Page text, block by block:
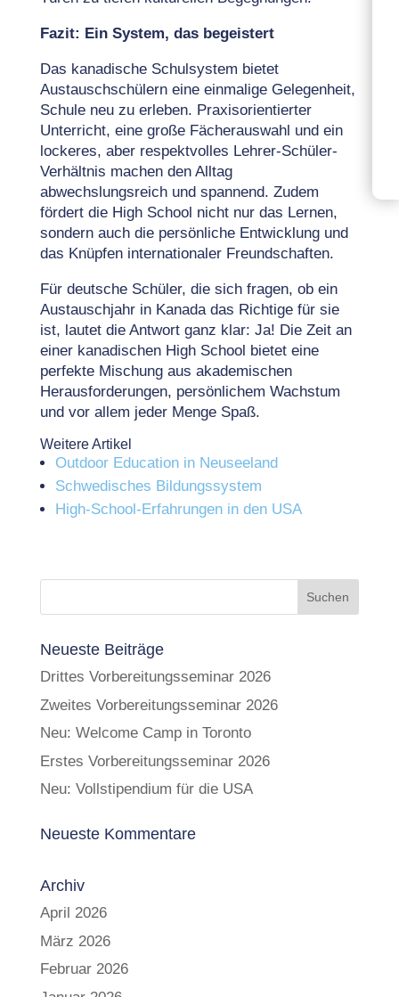
Fazit: Ein System, das begeistert
Das kanadische Schulsystem bietet
Austauschschülern eine einmalige Gelegenheit,
Schule neu zu erleben. Praxisorientierter
Unterricht, eine große Fächerauswahl und ein
lockeres, aber respektvolles Lehrer-Schüler-
Verhältnis machen den Alltag
abwechslungsreich und spannend. Zudem
fördert die High School nicht nur das Lernen,
sondern auch die persönliche Entwicklung und
das Knüpfen internationaler Freundschaften.
Für deutsche Schüler, die sich fragen, ob ein
Austauschjahr in Kanada das Richtige für sie
ist, lautet die Antwort ganz klar: Ja! Die Zeit an
einer kanadischen High School bietet eine
perfekte Mischung aus akademischen
Herausforderungen, persönlichem Wachstum
und vor allem jeder Menge Spaß.
Weitere Artikel
Outdoor Education in Neuseeland
Schwedisches Bildungssystem
High‑School‑Erfahrungen in den USA
Neueste Beiträge
Drittes Vorbereitungsseminar 2026
Zweites Vorbereitungsseminar 2026
Neu: Welcome Camp in Toronto
Erstes Vorbereitungsseminar 2026
Neu: Vollstipendium für die USA
Neueste Kommentare
Archiv
April 2026
März 2026
Februar 2026